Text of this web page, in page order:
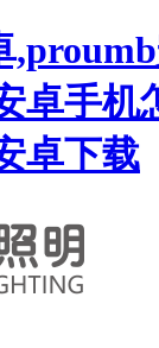
卓手机
卓下载